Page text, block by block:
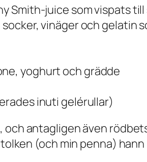
Smith-juice som vispats
vinäger och gelatin
yoghurt och grädde
inuti gelérullar)
antagligen även
(och min penna)